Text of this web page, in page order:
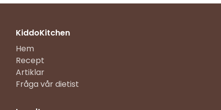
KiddoKitchen
Hem
Recept
Artiklar
Fråga vår dietist